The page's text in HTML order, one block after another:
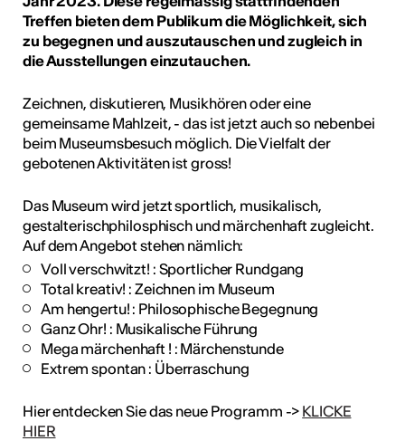
...
Treffen bieten dem Publikum die Möglichkeit, sich
zu begegnen und auszutauschen und zugleich in
die Ausstellungen einzutauchen.
Zeichnen, diskutieren, Musikhören oder eine
gemeinsame Mahlzeit, - das ist jetzt auch so nebenbei
beim Museumsbesuch möglich. Die Vielfalt der
gebotenen Aktivitäten ist gross!
Das Museum wird jetzt sportlich, musikalisch,
gestalterischphilosphisch und märchenhaft zugleicht.
Auf dem Angebot stehen nämlich:
Voll verschwitzt! : Sportlicher Rundgang
Total kreativ! : Zeichnen im Museum
Am hengertu! : Philosophische Begegnung
Ganz Ohr! : Musikalische Führung
Mega märchenhaft ! : Märchenstunde
Extrem spontan : Überraschung
Hier entdecken Sie das neue Programm -> KLICKE
HIER